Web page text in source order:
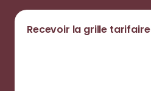
Recevoir la grille tarifaire